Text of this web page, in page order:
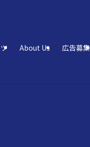
About Us 広告募集